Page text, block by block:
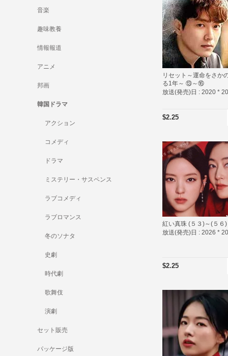
リセット～運命をさか
る1年～ ⑬～⑯
放送(発売)日 : 2020 *
$2.25
紅い真珠 (５３)～(５６)
放送(発売)日 : 2026 *
$2.25
音楽
趣味教養
情報報道
アニメ
邦画
韓国ドラマ
アクション
コメディ
ドラマ
ミステリー・サスペンス
ラブコメディ
ラブロマンス
冬のソナタ
史劇
時代劇
歌舞伎
演劇
セット販売
パッケージ版